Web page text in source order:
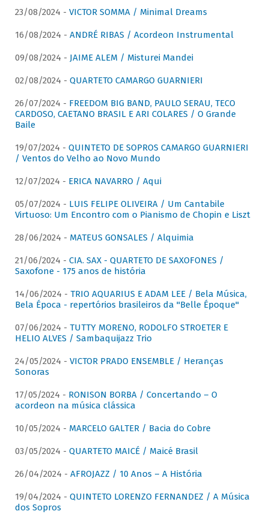
23/08/2024 - VICTOR SOMMA / Minimal Dreams
16/08/2024 - ANDRÉ RIBAS / Acordeon Instrumental
09/08/2024 - JAIME ALEM / Misturei Mandei
02/08/2024 - QUARTETO CAMARGO GUARNIERI
26/07/2024 - FREEDOM BIG BAND, PAULO SERAU, TECO
CARDOSO, CAETANO BRASIL E ARI COLARES / O Grande
Baile
19/07/2024 - QUINTETO DE SOPROS CAMARGO GUARNIERI
/ Ventos do Velho ao Novo Mundo
12/07/2024 - ERICA NAVARRO / Aqui
05/07/2024 - LUIS FELIPE OLIVEIRA / Um Cantabile
Virtuoso: Um Encontro com o Pianismo de Chopin e Liszt
28/06/2024 - MATEUS GONSALES / Alquimia
21/06/2024 - CIA. SAX - QUARTETO DE SAXOFONES /
Saxofone - 175 anos de história
14/06/2024 - TRIO AQUARIUS E ADAM LEE / Bela Música,
Bela Época - repertórios brasileiros da "Belle Époque"
07/06/2024 - TUTTY MORENO, RODOLFO STROETER E
HELIO ALVES / Sambaquijazz Trio
24/05/2024 - VICTOR PRADO ENSEMBLE / Heranças
Sonoras
17/05/2024 - RONISON BORBA / Concertando – O
acordeon na música clássica
10/05/2024 - MARCELO GALTER / Bacia do Cobre
03/05/2024 - QUARTETO MAICÉ / Maicé Brasil
26/04/2024 - AFROJAZZ / 10 Anos – A História
19/04/2024 - QUINTETO LORENZO FERNANDEZ / A Música
dos Sopros